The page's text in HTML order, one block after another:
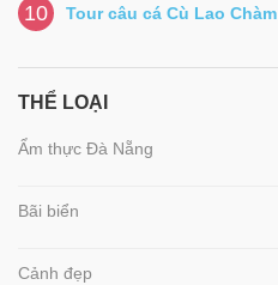
10 Tour câu cá Cù Lao Chàm
THỂ LOẠI
Ẩm thực Đà Nẵng
Bãi biển
Cảnh đẹp